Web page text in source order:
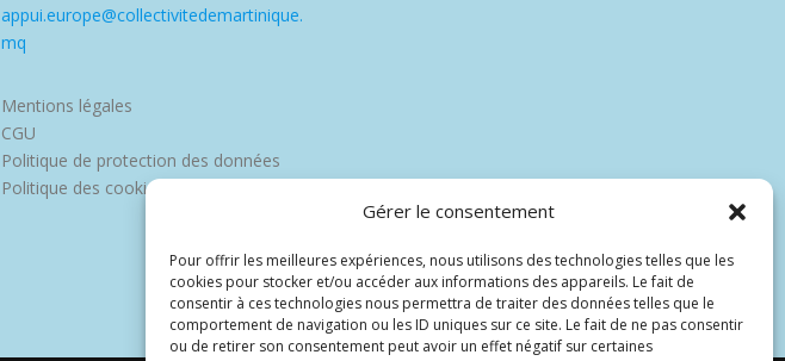
Gérer le consentement
Pour offrir les meilleures expériences, nous utilisons des technologies telles que les
cookies pour stocker et/ou accéder aux informations des appareils. Le fait de
consentir à ces technologies nous permettra de traiter des données telles que le
comportement de navigation ou les ID uniques sur ce site. Le fait de ne pas consentir
ou de retirer son consentement peut avoir un effet négatif sur certaines
appui.europe@collectivitedemartinique.
mq
Mentions légales
CGU
Politique de protection des données
Politique des cookies